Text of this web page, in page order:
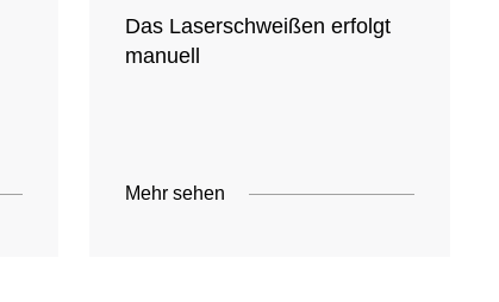
Das Laserschweißen erfolgt
manuell
Mehr sehen